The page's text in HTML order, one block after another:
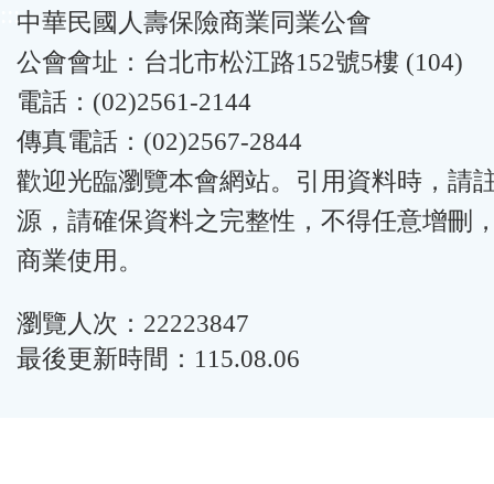
:::中華民國人壽保險商業同業公會
公會會址：台北市松江路152號5樓 (104)
電話：(02)2561-2144
傳真電話：(02)2567-2844
歡迎光臨瀏覽本會網站。引用資料時，請
源，請確保資料之完整性，不得任意增刪
商業使用。
瀏覽人次：22223847
最後更新時間：115.08.06